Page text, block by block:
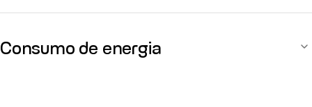
Consumo de energia